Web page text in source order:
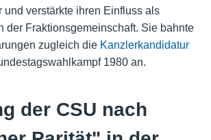
und verstärkte ihren Einfluss als
der Fraktionsgemeinschaft. Sie bahnte
zugleich die Kanzlerkandidatur
1980 an.
der CSU nach